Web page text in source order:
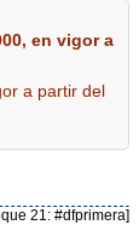
en vigor a
a partir del
21: #dfprimera]